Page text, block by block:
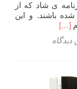
ی شاد که از
باشند. و این
اطلاعت
بیشتر
دربارهدستورالعمل
[…]
دیدگاه